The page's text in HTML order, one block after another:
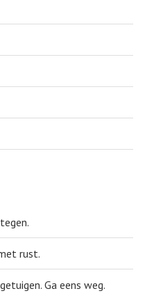
rust.
Ga eens weg.